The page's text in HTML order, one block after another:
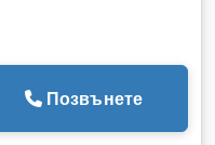
Позвънете